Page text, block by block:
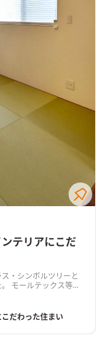
テリアにこだ
・シンボルツリーと
の
だわった住まい